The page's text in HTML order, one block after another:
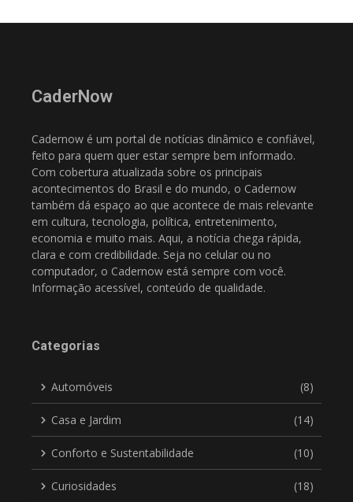
CaderNow
Cadernow é um portal de notícias dinâmico e confiável,
feito para quem quer estar sempre bem informado.
Com cobertura atualizada sobre os principais
acontecimentos do Brasil e do mundo, o Cadernow
também dá espaço ao que acontece de mais relevante
em cultura, tecnologia, política, entretenimento,
economia e muito mais. Aqui, a notícia chega rápida,
clara e com credibilidade. Seja no celular ou no
computador, o Cadernow está sempre com você.
Informação acessível, conteúdo de qualidade.
Categorias
Automóveis (8)
Casa e Jardim (14)
Conforto e Sustentabilidade (10)
Curiosidades (18)